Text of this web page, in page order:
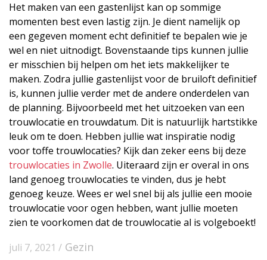
Het maken van een gastenlijst kan op sommige
momenten best even lastig zijn. Je dient namelijk op
een gegeven moment echt definitief te bepalen wie je
wel en niet uitnodigt. Bovenstaande tips kunnen jullie
er misschien bij helpen om het iets makkelijker te
maken. Zodra jullie gastenlijst voor de bruiloft definitief
is, kunnen jullie verder met de andere onderdelen van
de planning. Bijvoorbeeld met het uitzoeken van een
trouwlocatie en trouwdatum. Dit is natuurlijk hartstikke
leuk om te doen. Hebben jullie wat inspiratie nodig
voor toffe trouwlocaties? Kijk dan zeker eens bij deze
trouwlocaties in Zwolle. Uiteraard zijn er overal in ons
land genoeg trouwlocaties te vinden, dus je hebt
genoeg keuze. Wees er wel snel bij als jullie een mooie
trouwlocatie voor ogen hebben, want jullie moeten
zien te voorkomen dat de trouwlocatie al is volgeboekt!
juli 7, 2021 / Gezin